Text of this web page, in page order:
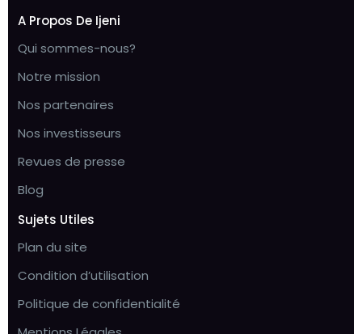
A Propos De Ijeni
Qui sommes-nous?
Notre mission
Nos partenaires
Nos investisseurs
Revues de presse
Blog
Sujets Utiles
Plan du site
Condition d’utilisation
Politique de confidentialité